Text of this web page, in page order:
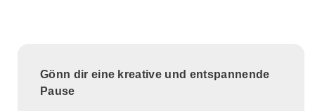
Gönn dir eine kreative und entspannende
Pause